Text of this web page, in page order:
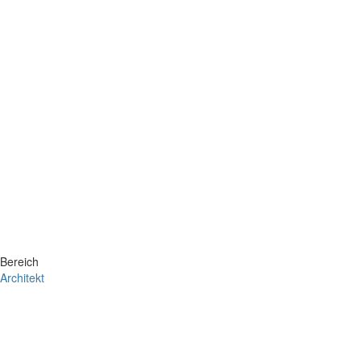
Bereich
Architekt